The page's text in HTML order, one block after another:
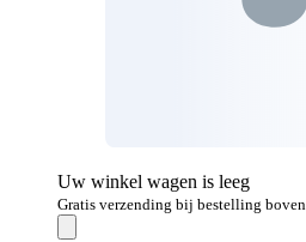
Uw winkel wagen is leeg
Gratis verzending bij bestelling boven